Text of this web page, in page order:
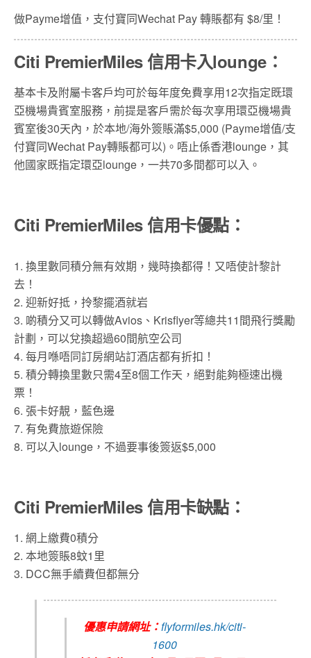
做Payme增值，支付寶同Wechat Pay 轉賬都有 $8/里！
Citi PremierMiles 信用卡入lounge：
基本卡及附屬卡客戶均可於每年度免費享用12次指定既環
亞機場貴賓室服務，前提是客戶需於每次享用環亞機場貴
賓室後30天內，於本地/海外簽賬滿$5,000 (Payme增值/支
付寶同Wechat Pay轉賬都可以) 。唔止係香港lounge ，其
他國家既指定環亞lounge ，一共70多間都可以入。
Citi PremierMiles 信用卡優點：
1. 換里數同積分無有效期，幾時換都得！又唔使計黎計
去！
2. 迎新好抵，拎黎擺酒就岩
3. 啲積分又可以轉做Avios、Krisflyer等總共11間飛行獎勵
計劃，可以兌換超過60間航空公司
4. 每月喺唔同訂房網站訂酒店都有折扣！
5. 積分轉換里數只需4至8個工作天，絕對能夠極速出機
票！
6. 張卡好靚，藍色邊
7. 有免費旅遊保險
8. 可以入lounge，不過要事後簽返$5,000
Citi PremierMiles 信用卡缺點：
1. 網上繳費0積分
2. 本地簽賬8蚊1里
3. DCC無手續費但都無分
優惠申請網址：flyformiles.hk/citi-
1600